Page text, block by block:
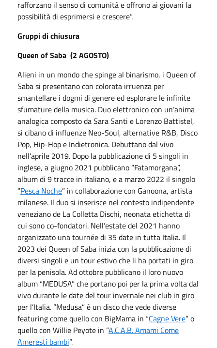
rafforzano il senso di comunità e offrono ai giovani la
possibilità di esprimersi e crescere”.
Gruppi di chiusura
Queen of Saba (2 AGOSTO)
Alieni in un mondo che spinge al binarismo, i Queen of
Saba si presentano con colorata irruenza per
smantellare i dogmi di genere ed esplorare le infinite
sfumature della musica. Duo elettronico con un’anima
analogica composto da Sara Santi e Lorenzo Battistel,
si cibano di influenze Neo-Soul, alternative R&B, Disco
Pop, Hip-Hop e Indietronica. Debuttano dal vivo
nell’aprile 2019. Dopo la pubblicazione di 5 singoli in
inglese, a giugno 2021 pubblicano “Fatamorgana”,
album di 9 tracce in italiano, e a marzo 2022 il singolo
“Pesca Noche” in collaborazione con Ganoona, artista
milanese. Il duo si inserisce nel contesto indipendente
veneziano de La Colletta Dischi, neonata etichetta di
cui sono co-fondatori. Nell’estate del 2021 hanno
organizzato una tournée di 35 date in tutta Italia. Il
2023 dei Queen of Saba inizia con la pubblicazione di
diversi singoli e un tour estivo che li ha portati in giro
per la penisola. Ad ottobre pubblicano il loro nuovo
album “MEDUSA” che portano poi per la prima volta dal
vivo durante le date del tour invernale nei club in giro
per l’Italia. “Medusa” è un disco che vede diverse
featuring come quello con BigMama in “Cagne Vere” o
quello con Willie Peyote in “A.C.A.B. Amami Come
Ameresti bambi“.